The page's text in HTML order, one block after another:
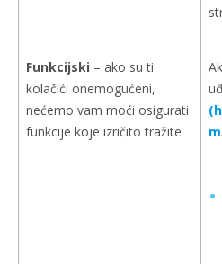
Funkcijski – ako su ti
kolačići onemogućeni,
nećemo vam moći osigurati
funkcije koje izričito tražite